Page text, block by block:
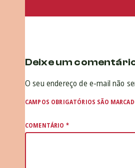
Deixe um
O seu endereço de e-mail não
CAMPOS OBRIGATÓRIOS SÃO
COMENTÁRIO *